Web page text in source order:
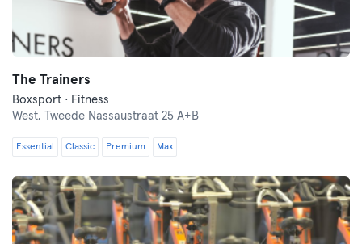
The Trainers
Boxsport · Fitness
West,
Tweede Nassaustraat 25 A+B
Essential Classic Premium Max